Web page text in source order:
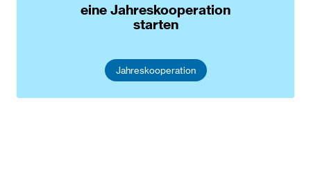
eine Jahreskooperation
starten
Jahreskooperation